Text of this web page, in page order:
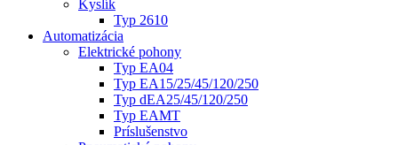
Kyslík
Typ 2610
Automatizácia
Elektrické pohony
Typ EA04
Typ EA15/25/45/120/250
Typ dEA25/45/120/250
Typ EAMT
Príslušenstvo